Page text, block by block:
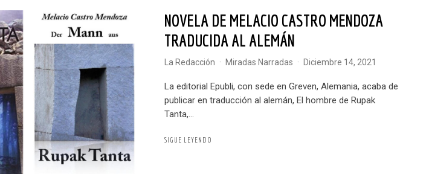
NOVELA DE MELACIO CASTRO MENDOZA
TRADUCIDA AL ALEMÁN
La Redacción · Miradas Narradas · diciembre 14, 2021
La editorial Epubli, con sede en Greven, Alemania, acaba de
publicar en traducción al alemán, El hombre de Rupak
Tanta,...
SIGUE LEYENDO